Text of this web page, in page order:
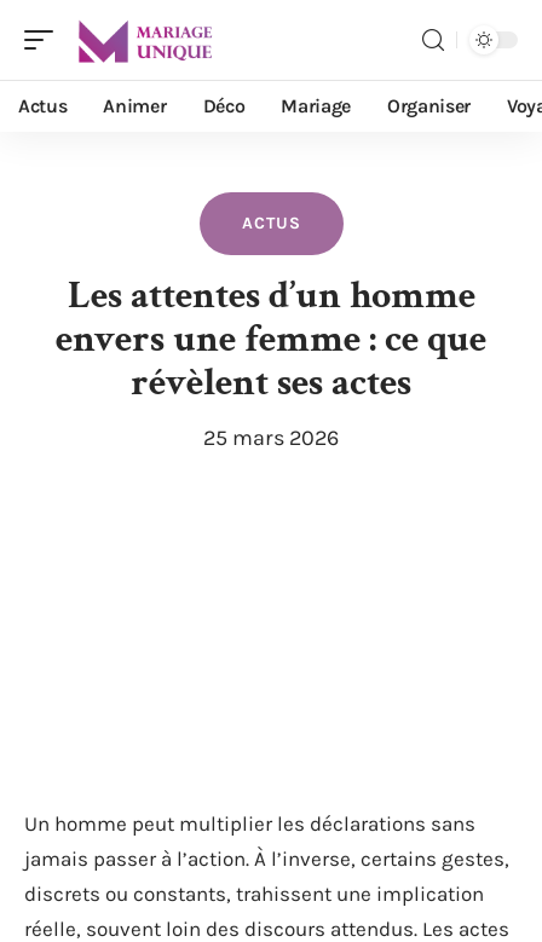
Actus Animer Déco Mariage Organiser
ACTUS
Les attentes d’un homme
envers une femme : ce que
révèlent ses actes
25 mars 2026
Un homme peut multiplier les déclarations sans
jamais passer à l’action. À l’inverse, certains gestes,
discrets ou constants, trahissent une implication
réelle, souvent loin des discours attendus. Les actes